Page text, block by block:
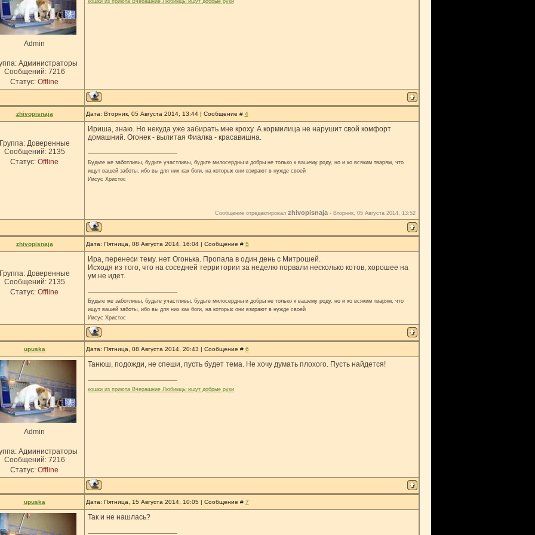
Admin
Администраторы
Сообщений: 7216
Статус: Offline
кошки из приюта Вчерашние Любимцы ищут добрые руки
zhivopisnaja Дата: Вторник, 05 Августа 2014, 13:44 | Сообщение # 4
Доверенные
Сообщений: 2135
Статус: Offline
Ириша, знаю. Но некуда уже забирать мне кроху. А кормилица не нарушит свой комфорт
домашний. Огонек - вылитая Фиалка - красавишна.
Будьте же заботливы, будьте участливы, будьте милосердны и добры не только к вашему роду, но и ко всяким тварям, что
ищут вашей заботы, ибо вы для них как боги, на которых они взирают в нужде своей
Иисус Христос
Сообщение отредактировал zhivopisnaja- Вторник, 05 Августа 2014, 13:52
zhivopisnaja Дата: Пятница, 08 Августа 2014, 16:04 | Сообщение # 5
Доверенные
Сообщений: 2135
Статус: Offline
Ира, перенеси тему. нет Огонька. Пропала в один день с Митрошей.
Исходя из того, что на соседней территории за неделю порвали несколько котов, хорошее на
ум не идет.
Будьте же заботливы, будьте участливы, будьте милосердны и добры не только к вашему роду, но и ко всяким тварям, что
ищут вашей заботы, ибо вы для них как боги, на которых они взирают в нужде своей
Иисус Христос
upuska Дата: Пятница, 08 Августа 2014, 20:43 | Сообщение # 6
Admin
Администраторы
Сообщений: 7216
Статус: Offline
Танюш, подожди, не спеши, пусть будет тема. Не хочу думать плохого. Пусть найдется!
кошки из приюта Вчерашние Любимцы ищут добрые руки
upuska Дата: Пятница, 15 Августа 2014, 10:05 | Сообщение # 7
Так и не нашлась?